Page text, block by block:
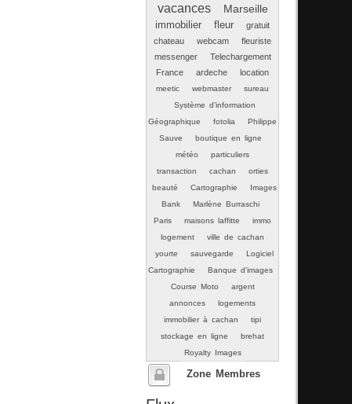
vacances
Marseille
immobilier fleur
gratuit
chateau
webcam
fleuriste
messenger
Telechargement
France
ardeche location
meetic webmaster
sureau
Système d'information
Géographique
fotolia
Philippe
Sauve
boutique en ligne
météo
particuliers
transaction
cachan
orties
beauté
Cartographie
Images
Bank
Marlène Burraschi
Paris
maisons laffitte
immo
logement
ville de cachan
yourte
sauvegarde
Logiciel
Cartographie
Banque d'images
Course Moto
argent
annonces
logements
immobilier à cachan
tipi
stockage en ligne
brehat
Royalty Images
Zone Membres